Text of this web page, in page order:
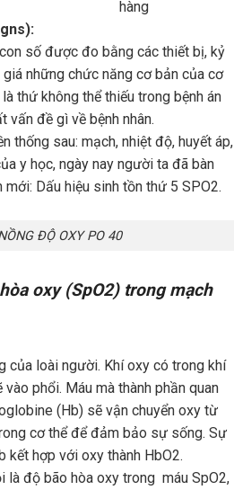
hàng
signs):
số được đo bằng các thiết bị, kỷ
những chức năng cơ bản của cơ
thứ không thể thiếu trong bệnh án
vấn đề gì về bệnh nhân.
thống sau: mạch, nhiệt độ, huyết áp,
y học, ngày nay người ta đã bàn
Dấu hiệu sinh tồn thứ 5 SPO2.
ĐỘ OXY PO 40
oxy (SpO2) trong mạch
của loài người. Khí oxy có trong khí
phổi. Máu mà thành phần quan
(Hb) sẽ vận chuyển oxy từ
cơ thể để đảm bảo sự sống. Sự
kết hợp với oxy thành HbO2.
là độ bão hòa oxy trong máu SpO2,